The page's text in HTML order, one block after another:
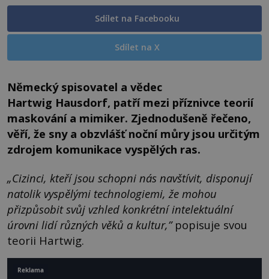
Sdílet na Facebooku
Sdílet na X
Německý spisovatel a vědec
Hartwig Hausdorf, patří mezi příznivce teorií
maskování a mimiker. Zjednodušeně řečeno,
věří, že sny a obzvlášť noční můry jsou určitým
zdrojem komunikace vyspělých ras.
„Cizinci, kteří jsou schopni nás navštívit, disponují
natolik vyspělými technologiemi, že mohou
přizpůsobit svůj vzhled konkrétní intelektuální
úrovni lidí různých věků a kultur,”popisuje svou
teorii Hartwig.
Reklama